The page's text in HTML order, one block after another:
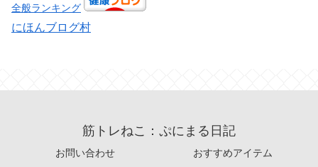
全般ランキング
にほんブログ村
筋トレねこ：ぷにまる日記
お問い合わせ
おすすめアイテム